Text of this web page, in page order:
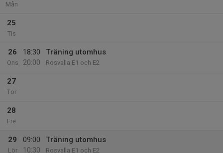
Mån
25
Tis
26
Ons
18:30
20:00
Träning utomhus
Rosvalla E1 och E2
27
Tor
28
Fre
29
Lör
09:00
10:30
Träning utomhus
Rosvalla E1 och E2